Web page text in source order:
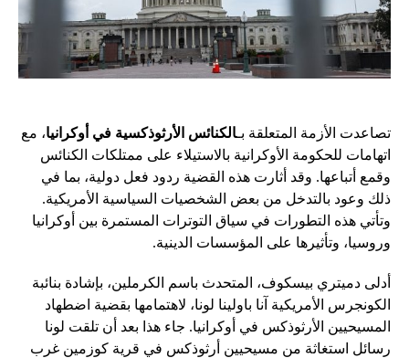
تصاعدت الأزمة المتعلقة بـالكنائس الأرثوذكسية في أوكرانيا، مع
اتهامات للحكومة الأوكرانية بالاستيلاء على ممتلكات الكنائس
وقمع أتباعها. وقد أثارت هذه القضية ردود فعل دولية، بما في
ذلك وعود بالتدخل من بعض الشخصيات السياسية الأمريكية.
وتأتي هذه التطورات في سياق التوترات المستمرة بين أوكرانيا
وروسيا، وتأثيرها على المؤسسات الدينية.
أدلى دميتري بيسكوف، المتحدث باسم الكرملين، بإشادة بنائبة
الكونجرس الأمريكية آنا باولينا لونا، لاهتمامها بقضية اضطهاد
المسيحيين الأرثوذكس في أوكرانيا. جاء هذا بعد أن تلقت لونا
رسائل استغاثة من مسيحيين أرثوذكس في قرية كوزمين غرب